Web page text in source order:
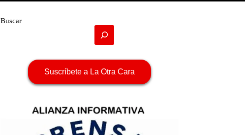
Buscar
Suscríbete a La Otra Cara